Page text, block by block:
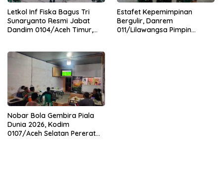
Letkol Inf Fiska Bagus Tri
Sunaryanto Resmi Jabat
Dandim 0104/Aceh Timur,
0104/Atim
Estafet Kepemimpinan
Bergulir, Danrem
011/Lilawangsa Pimpin
Nobar Bola Gembira Piala
Dunia 2026, Kodim
0107/Aceh Selatan Pererat